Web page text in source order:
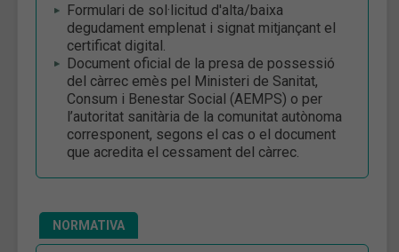
Formulari de sol·licitud d'alta/baixa
degudament emplenat i signat mitjançant el
certificat digital.
Document oficial de la presa de possessió
del càrrec emès pel Ministeri de Sanitat,
Consum i Benestar Social (AEMPS) o per
l’autoritat sanitària de la comunitat autònoma
corresponent, segons el cas o el document
que acredita el cessament del càrrec.
NORMATIVA